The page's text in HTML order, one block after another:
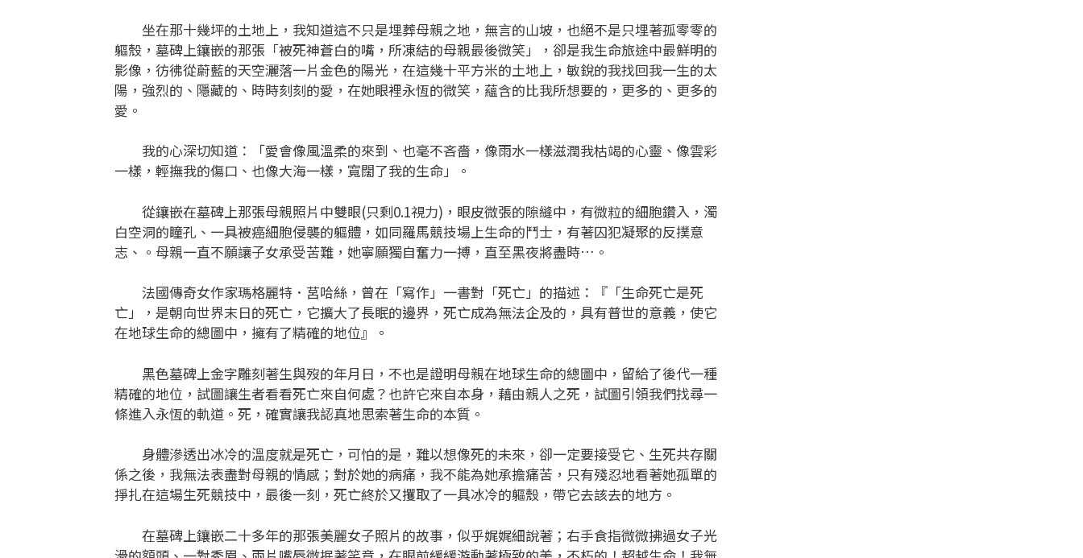
坐在那十幾坪的土地上，我知道這不只是埋葬母親之地，無言的山坡，也絕不是只埋著孤零零的
軀殼，墓碑上鑲嵌的那張「被死神蒼白的嘴，所凍結的母親最後微笑」，卻是我生命旅途中最鮮明的
影像，彷彿從蔚藍的天空灑落一片金色的陽光，在這幾十平方米的土地上，敏銳的我找回我一生的太
陽，強烈的、隱藏的、時時刻刻的愛，在她眼裡永恆的微笑，蘊含的比我所想要的，更多的、更多的
愛。
我的心深切知道：「愛會像風溫柔的來到、也毫不吝嗇，像雨水一樣滋潤我枯竭的心靈、像雲彩
一樣，輕撫我的傷口、也像大海一樣，寬闊了我的生命」。
從鑲嵌在墓碑上那張母親照片中雙眼(只剩0.1視力)，眼皮微張的隙縫中，有微粒的細胞鑽入，濁
白空洞的瞳孔、一具被癌細胞侵襲的軀體，如同羅馬競技場上生命的鬥士，有著囚犯凝聚的反撲意
志、。母親一直不願讓子女承受苦難，她寧願獨自奮力一搏，直至黑夜將盡時…。
法國傳奇女作家瑪格麗特．莒哈絲，曾在「寫作」一書對「死亡」的描述：『「生命死亡是死
亡」，是朝向世界末日的死亡，它擴大了長眠的邊界，死亡成為無法企及的，具有普世的意義，使它
在地球生命的總圖中，擁有了精確的地位』。
黑色墓碑上金字雕刻著生與歿的年月日，不也是證明母親在地球生命的總圖中，留給了後代一種
精確的地位，試圖讓生者看看死亡來自何處？也許它來自本身，藉由親人之死，試圖引領我們找尋一
條進入永恆的軌道。死，確實讓我認真地思索著生命的本質。
身體滲透出冰冷的溫度就是死亡，可怕的是，難以想像死的未來，卻一定要接受它、生死共存關
係之後，我無法表盡對母親的情感；對於她的病痛，我不能為她承擔痛苦，只有殘忍地看著她孤單的
掙扎在這場生死競技中，最後一刻，死亡終於又攫取了一具冰冷的軀殼，帶它去該去的地方。
在墓碑上鑲嵌二十多年的那張美麗女子照片的故事，似乎娓娓細說著；右手食指微微拂過女子光